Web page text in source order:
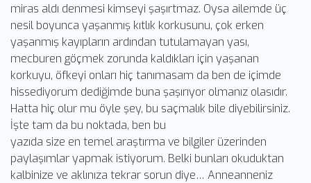
miras aldı denmesi kimseyi şaşırtmaz. Oysa ailemde üç
nesil boyunca yaşanmış kıtlık korkusunu, çok erken
yaşanmış kayıpların ardından tutulamayan yası,
mecburen göçmek zorunda kaldıkları için yaşanan
korkuyu, öfkeyi onları hiç tanımasam da ben de içimde
hissediyorum dediğimde buna şaşırıyor olmanız olasıdır.
Hatta hiç olur mu öyle şey, bu saçmalık bile diyebilirsiniz.
İşte tam da bu noktada, ben bu
yazıda size en temel araştırma ve bilgiler üzerinden
paylaşımlar yapmak istiyorum. Belki bunları okuduktan
kalbinize ve aklınıza tekrar sorun diye… Anneanneniz